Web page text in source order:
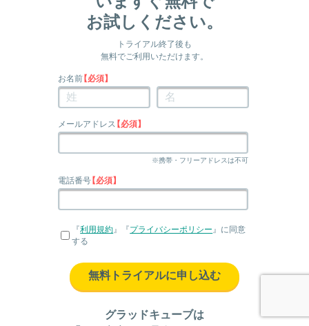
グラッドキューブは
お試しください。
トライアル終了後も
無料でご利用いただけます。
お名前【必須】
メールアドレス【必須】
※携帯・フリーアドレスは不可
電話番号【必須】
『利用規約 』『プライバシーポリシー 』に同意
する
無料トライアルに申し込む